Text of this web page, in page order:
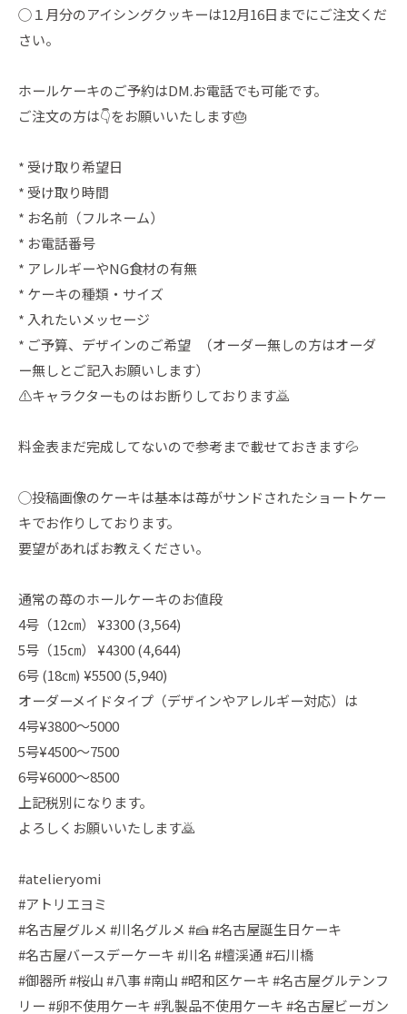
◯１月分のアイシングクッキーは12月16日までにご注文くだ
さい。
ホールケーキのご予約はDM.お電話でも可能です。
ご注文の方は👇をお願いいたします🎂
* 受け取り希望日
* 受け取り時間
* お名前（フルネーム）
* お電話番号
* アレルギーやNG食材の有無
* ケーキの種類・サイズ
* 入れたいメッセージ
* ご予算、デザインのご希望 （オーダー無しの方はオーダ
ー無しとご記入お願いします）
⚠️キャラクターものはお断りしております🙇
料金表まだ完成してないので参考まで載せておきます💦
◯投稿画像のケーキは基本は苺がサンドされたショートケー
キでお作りしております。
要望があればお教えください。
通常の苺のホールケーキのお値段
4号（12㎝） ¥3300 (3,564)
5号（15㎝） ¥4300 (4,644)
6号 (18㎝) ¥5500 (5,940)
オーダーメイドタイプ（デザインやアレルギー対応）は
4号¥3800〜5000
5号¥4500〜7500
6号¥6000〜8500
上記税別になります。
よろしくお願いいたします🙇
#atelieryomi
#アトリエヨミ
#名古屋グルメ #川名グルメ #🍰 #名古屋誕生日ケーキ
#名古屋バースデーケーキ #川名 #檀渓通 #石川橋
#御器所 #桜山 #八事 #南山 #昭和区ケーキ #名古屋グルテンフ
リー #卵不使用ケーキ #乳製品不使用ケーキ #名古屋ビーガン